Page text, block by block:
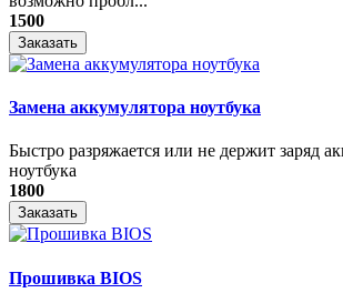
1500
Заказать
Замена аккумулятора ноутбука
Быстро разряжается или не держит заряд
ноутбука
1800
Заказать
Прошивка BIOS